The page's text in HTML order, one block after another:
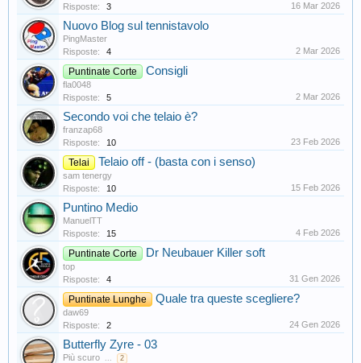
Risposte:
3 16 Mar 2026
Nuovo Blog sul tennistavolo
PingMaster
Risposte:
4 2 Mar 2026
Puntinate Corte Consigli
fla0048
Risposte:
5 2 Mar 2026
Secondo voi che telaio è?
franzap68
Risposte:
10 23 Feb 2026
Telai Telaio off - (basta con i senso)
sam tenergy
Risposte:
10 15 Feb 2026
Puntino Medio
ManuelTT
Risposte:
15 4 Feb 2026
Puntinate Corte Dr Neubauer Killer soft
top
Risposte:
4 31 Gen 2026
Puntinate Lunghe Quale tra queste scegliere?
daw69
Risposte:
2 24 Gen 2026
Butterfly Zyre - 03
Più scuro ... 2